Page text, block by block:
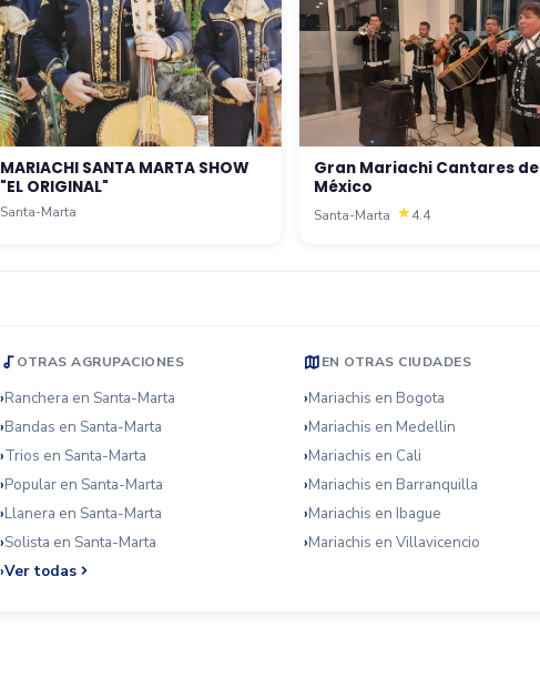
MARIACHI SANTA MARTA SHOW
"EL ORIGINAL"
Santa-Marta
Gran Mariachi Cantares de
México
Santa-Marta 4.4
OTRAS AGRUPACIONES
Ranchera en Santa-Marta
Bandas en Santa-Marta
Trios en Santa-Marta
Popular en Santa-Marta
Llanera en Santa-Marta
Solista en Santa-Marta
Ver todas
EN OTRAS CIUDADES
Mariachis en Bogota
Mariachis en Medellin
Mariachis en Cali
Mariachis en Barranquilla
Mariachis en Ibague
Mariachis en Villavicencio